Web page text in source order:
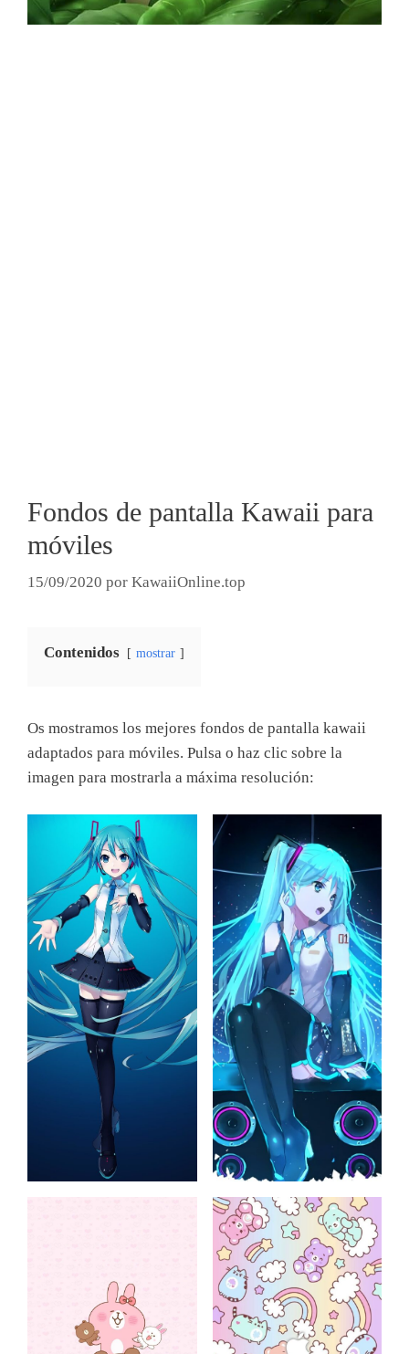
Fondos de pantalla Kawaii para
móviles
15/09/2020 por KawaiiOnline.top
Contenidos mostrar
Os mostramos los mejores fondos de pantalla kawaii
adaptados para móviles. Pulsa o haz clic sobre la
imagen para mostrarla a máxima resolución: